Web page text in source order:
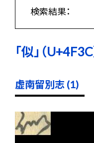
検索結果：
「似」（
虚南留別志 (1)